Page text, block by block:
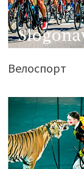
Велоспорт